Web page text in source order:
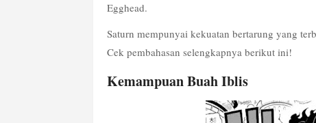
Egghead.
Saturn mempunyai kekuatan bertarung yang
Cek pembahasan selengkapnya berikut ini!
Kemampuan Buah Iblis